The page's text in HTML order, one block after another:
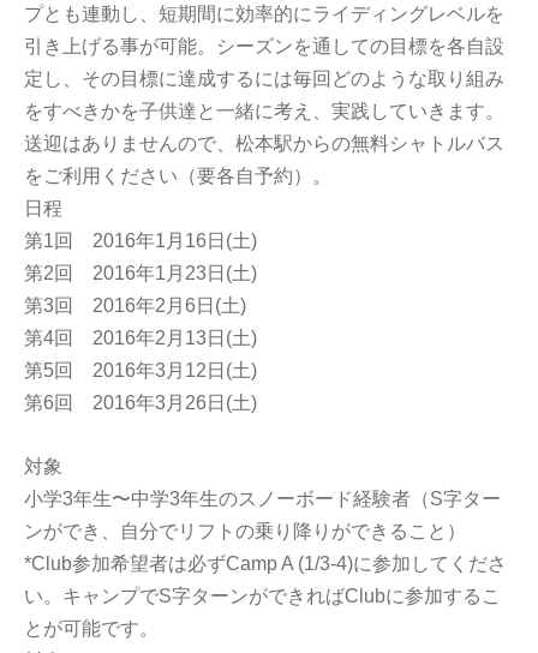
プとも連動し、短期間に効率的にライディングレベルを
引き上げる事が可能。シーズンを通しての目標を各自設
定し、その目標に達成するには毎回どのような取り組み
をすべきかを子供達と一緒に考え、実践していきます。
送迎はありませんので、松本駅からの無料シャトルバス
をご利用ください（要各自予約）。
日程
第1回 2016年1月16日(土)
第2回 2016年1月23日(土)
第3回 2016年2月6日(土)
第4回 2016年2月13日(土)
第5回 2016年3月12日(土)
第6回 2016年3月26日(土)
対象
小学3年生〜中学3年生のスノーボード経験者（S字ター
ンができ、自分でリフトの乗り降りができること）
*Club参加希望者は必ずCamp A (1/3-4)に参加してくださ
い。キャンプでS字ターンができればClubに参加するこ
とが可能です。